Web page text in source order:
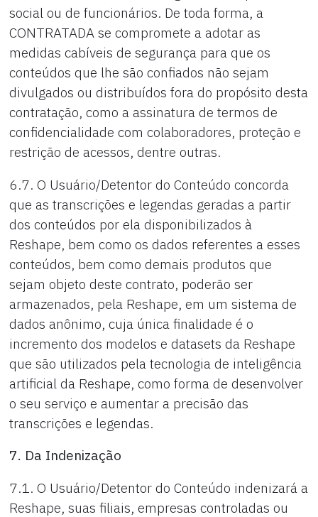
social ou de funcionários. De toda forma, a
CONTRATADA se compromete a adotar as
medidas cabíveis de segurança para que os
conteúdos que lhe são confiados não sejam
divulgados ou distribuídos fora do propósito desta
contratação, como a assinatura de termos de
confidencialidade com colaboradores, proteção e
restrição de acessos, dentre outras.
6.7. O Usuário/Detentor do Conteúdo concorda
que as transcrições e legendas geradas a partir
dos conteúdos por ela disponibilizados à
Reshape, bem como os dados referentes a esses
conteúdos, bem como demais produtos que
sejam objeto deste contrato, poderão ser
armazenados, pela Reshape, em um sistema de
dados anônimo, cuja única finalidade é o
incremento dos modelos e datasets da Reshape
que são utilizados pela tecnologia de inteligência
artificial da Reshape, como forma de desenvolver
o seu serviço e aumentar a precisão das
transcrições e legendas.
7. Da Indenização
7.1. O Usuário/Detentor do Conteúdo indenizará a
Reshape, suas filiais, empresas controladas ou